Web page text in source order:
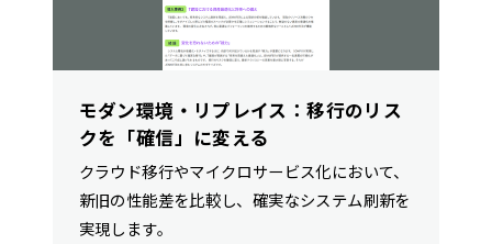
モダン環境・リプレイス：移行のリス
クを「確信」に変える
クラウド移行やマイクロサービス化において、
新旧の性能差を比較し、確実なシステム刷新を
実現します。